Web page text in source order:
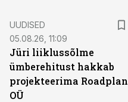
UUDISED
05.08.26, 11:09
Jüri liiklussõlme
ümberehitust hakkab
projekteerima Roadplan
OÜ